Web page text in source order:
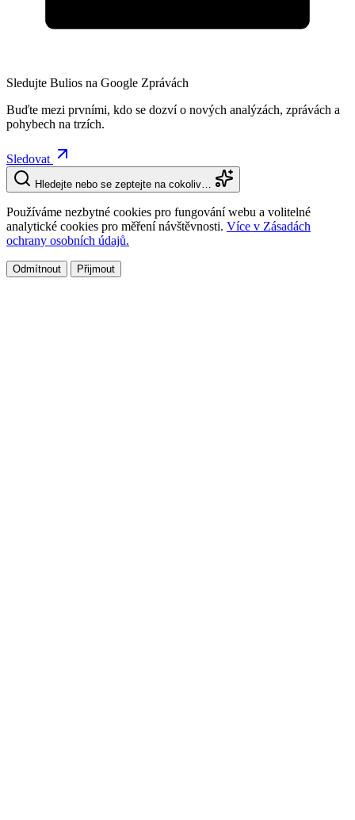
Sledujte Bulios na Google Zprávách
Buďte mezi prvními, kdo se dozví o nových analýzách, zprávách a
pohybech na trzích.
Sledovat
Hledejte nebo se zeptejte na cokoliv…
Používáme nezbytné cookies pro fungování webu a volitelné
analytické cookies pro měření návštěvnosti. Více v Zásadách
ochrany osobních údajů.
Odmítnout Přijmout